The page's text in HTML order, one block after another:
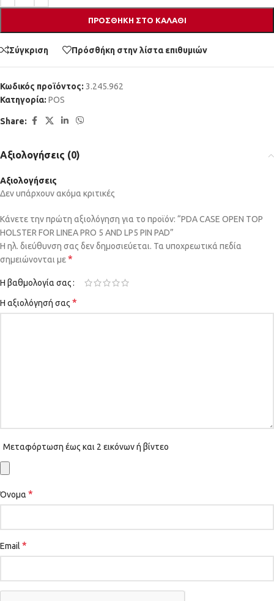
ΠΡΟΣΘΉΚΗ ΣΤΟ ΚΑΛΆΘΙ
Σύγκριση Πρόσθήκη στην λίστα επιθυμιών
Κωδικός προϊόντος: 3.245.962
Κατηγορία: POS
Share:
Αξιολογήσεις (0)
Αξιολογήσεις
Δεν υπάρχουν ακόμα κριτικές
Κάνετε την πρώτη αξιολόγηση για το προϊόν: “PDA CASE OPEN TOP
HOLSTER FOR LINEA PRO 5 AND LP5 PIN PAD”
Η ηλ. διεύθυνση σας δεν δημοσιεύεται. Τα υποχρεωτικά πεδία
σημειώνονται με*
Η βαθμολογία σας
Η αξιολόγησή σας *
Μεταφόρτωση έως και 2 εικόνων ή βίντεο
Όνομα *
Email *